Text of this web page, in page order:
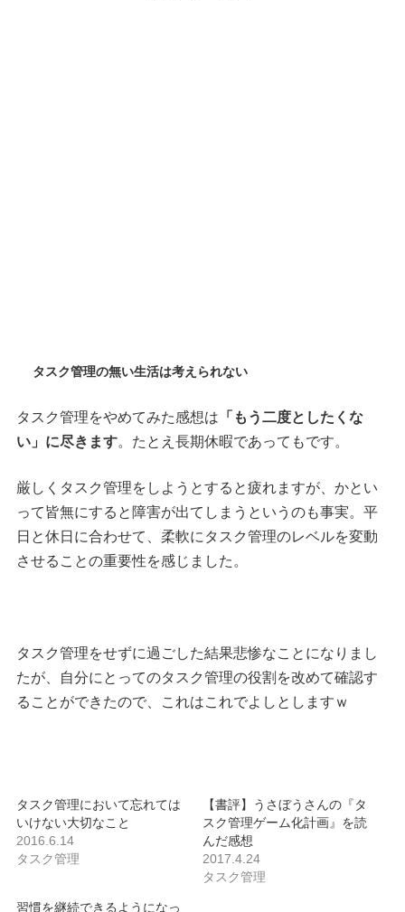
タスク管理の無い生活は考えられない
タスク管理をやめてみた感想は 「もう二度としたくな
い」に尽きます。たとえ長期休暇であってもです。
厳しくタスク管理をしようとすると疲れますが、かとい
って皆無にすると障害が出てしまうというのも事実。平
日と休日に合わせて、柔軟にタスク管理のレベルを変動
させることの重要性を感じました。
タスク管理をせずに過ごした結果悲惨なことになりまし
たが、自分にとってのタスク管理の役割を改めて確認す
ることができたので、これはこれでよしとしますｗ
タスク管理において忘れては
いけない大切なこと
2016.6.14
タスク管理
【書評】うさぼうさんの『タ
スク管理ゲーム化計画』を読
んだ感想
2017.4.24
タスク管理
習慣を継続できるようになっ